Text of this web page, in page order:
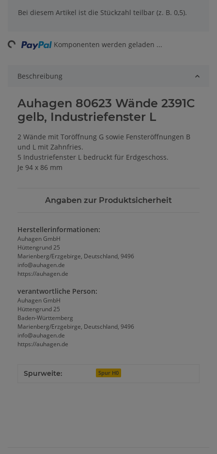
Bei diesem Artikel ist die Stückzahl teilbar (z. B. 0,5).
Komponenten werden geladen ...
Beschreibung
Auhagen 80623 Wände 2391C
gelb, Industriefenster L
2 Wände mit Toröffnung G sowie Fenster­öffnungen B
und L mit Zahnfries.
5 Industriefenster L bedruckt für Erd­geschoss.
Je 94 x 86 mm
Angaben zur Produktsicherheit
Herstellerinformationen:
Auhagen GmbH
Hüttengrund 25
Marienberg/Erzgebirge, Deutschland, 9496
info@auhagen.de
https://auhagen.de
verantwortliche Person:
Auhagen GmbH
Hüttengrund 25
Baden-Württemberg
Marienberg/Erzgebirge, Deutschland, 9496
info@auhagen.de
https://auhagen.de
Spurweite: Spur H0